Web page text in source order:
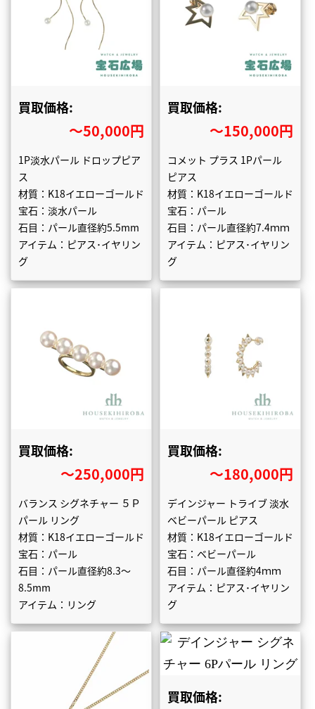
買取価格:
〜50,000円
1P淡水パール ドロップピア
ス
材質：K18イエローゴールド
宝石：淡水パール
石目：パール直径約5.5mm
アイテム：ピアス･イヤリン
グ
買取価格:
〜150,000円
コメット プラス 1Pパール
ピアス
材質：K18イエローゴールド
宝石：パール
石目：パール直径約7.4ｍｍ
アイテム：ピアス･イヤリン
グ
買取価格:
〜250,000円
バランス シグネチャー ５Ｐ
パール リング
材質：K18イエローゴールド
宝石：パール
石目：パール直径約8.3～
8.5mm
アイテム：リング
買取価格:
〜180,000円
デインジャー トライブ 淡水
ベビーパール ピアス
材質：K18イエローゴールド
宝石：ベビーパール
石目：パール直径約4ｍｍ
アイテム：ピアス･イヤリン
グ
買取価格: